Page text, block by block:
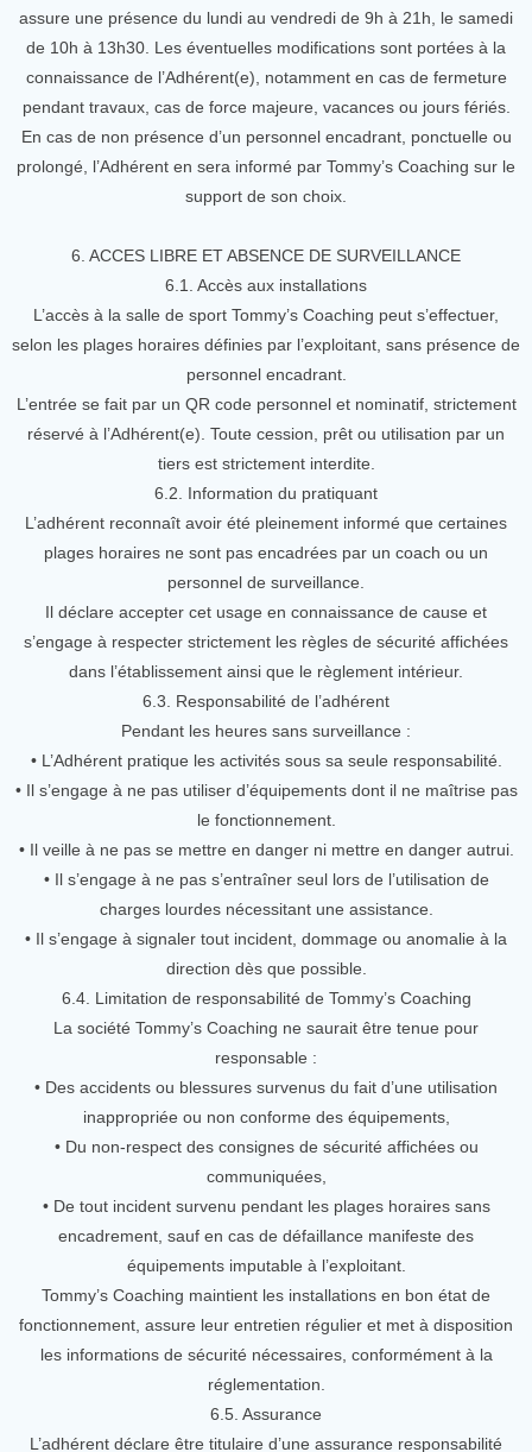
assure une présence du lundi au vendredi de 9h à 21h, le samedi
de 10h à 13h30. Les éventuelles modifications sont portées à la
connaissance de l’Adhérent(e), notamment en cas de fermeture
pendant travaux, cas de force majeure, vacances ou jours fériés.
En cas de non présence d’un personnel encadrant, ponctuelle ou
prolongé, l’Adhérent en sera informé par Tommy’s Coaching sur le
support de son choix.
6. ACCES LIBRE ET ABSENCE DE SURVEILLANCE
6.1. Accès aux installations
L’accès à la salle de sport Tommy’s Coaching peut s’effectuer,
selon les plages horaires définies par l’exploitant, sans présence de
personnel encadrant.
L’entrée se fait par un QR code personnel et nominatif, strictement
réservé à l’Adhérent(e). Toute cession, prêt ou utilisation par un
tiers est strictement interdite.
6.2. Information du pratiquant
L’adhérent reconnaît avoir été pleinement informé que certaines
plages horaires ne sont pas encadrées par un coach ou un
personnel de surveillance.
Il déclare accepter cet usage en connaissance de cause et
s’engage à respecter strictement les règles de sécurité affichées
dans l’établissement ainsi que le règlement intérieur.
6.3. Responsabilité de l’adhérent
Pendant les heures sans surveillance :
• L’Adhérent pratique les activités sous sa seule responsabilité.
• Il s’engage à ne pas utiliser d’équipements dont il ne maîtrise pas
le fonctionnement.
• Il veille à ne pas se mettre en danger ni mettre en danger autrui.
• Il s’engage à ne pas s’entraîner seul lors de l’utilisation de
charges lourdes nécessitant une assistance.
• Il s’engage à signaler tout incident, dommage ou anomalie à la
direction dès que possible.
6.4. Limitation de responsabilité de Tommy’s Coaching
La société Tommy’s Coaching ne saurait être tenue pour
responsable :
• Des accidents ou blessures survenus du fait d’une utilisation
inappropriée ou non conforme des équipements,
• Du non-respect des consignes de sécurité affichées ou
communiquées,
• De tout incident survenu pendant les plages horaires sans
encadrement, sauf en cas de défaillance manifeste des
équipements imputable à l’exploitant.
Tommy’s Coaching maintient les installations en bon état de
fonctionnement, assure leur entretien régulier et met à disposition
les informations de sécurité nécessaires, conformément à la
réglementation.
6.5. Assurance
L’adhérent déclare être titulaire d’une assurance responsabilité